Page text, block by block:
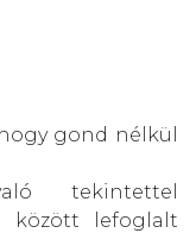
gond nélkül
tekintettel
között lefoglalt